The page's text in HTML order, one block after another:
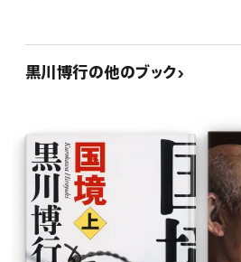
黒川博行の他のブック